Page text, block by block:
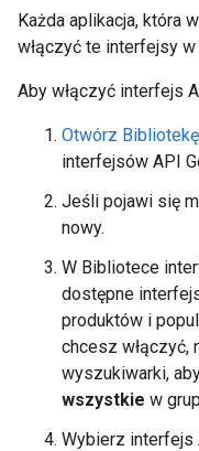
Każda aplikacja, która
włączyć te interfejsy
Aby włączyć interfejs
Otwórz
interfejsów API
Jeśli pojawi się
nowy.
W Bibliotece
dostępne
produktów i
chcesz włączyć,
wyszukiwarki,
wszystkie w
Wybierz interfejs